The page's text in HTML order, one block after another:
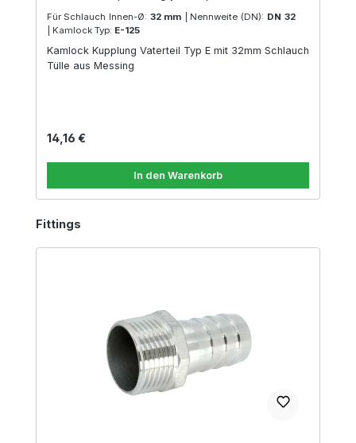
Für Schlauch Innen-Ø: 32 mm Nennweite (DN): DN 32
Kamlock Typ: E-125
Kamlock Kupplung Vaterteil Typ E mit 32mm Schlauch
Tülle aus Messing
Regulärer Preis:
14,16 €
In den Warenkorb
Produktgalerie überspringen
Fittings